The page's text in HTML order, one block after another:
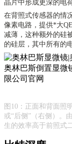
晶片中形成更深的电
在背照式传感器的情
像素电路，提供*大
减薄，这种额外的硅
的硅层，其中所有的
图 10：正面和背面照
或“后侧”（右侧）。
生的效率高于前照式